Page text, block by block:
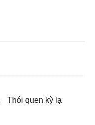
thói quen kỳ lạ